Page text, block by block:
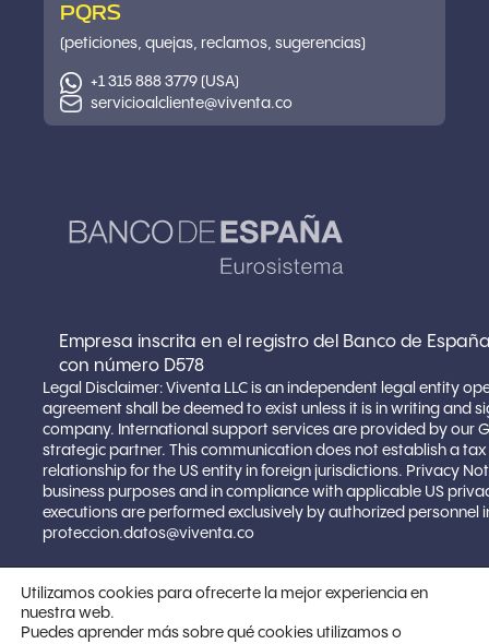
PQRS
(peticiones, quejas, reclamos, sugerencias)
+1 315 888 3779 (USA)
servicioalcliente@viventa.co
Empresa inscrita en el registro del Banco de
con número D578
Legal Disclaimer: Viventa LLC is an independent legal entity
agreement shall be deemed to exist unless it is in writing and
company. International support services are provided by our
strategic partner. This communication does not establish a
relationship for the US entity in foreign jurisdictions. Privacy
business purposes and in compliance with applicable US
executions are performed exclusively by authorized personnel
proteccion.datos@viventa.co
Copyright © 2025 VIVENTA LLC | Todos los
Utilizamos cookies para ofrecerte la mejor experiencia en
nuestra web.
Puedes aprender más sobre qué cookies utilizamos o